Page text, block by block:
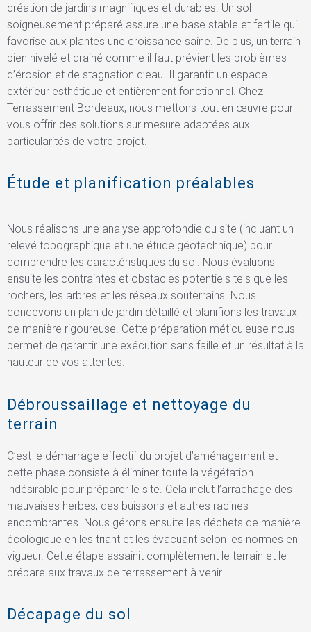
création de jardins magnifiques et durables. Un sol
soigneusement préparé assure une base stable et fertile qui
favorise aux plantes une croissance saine. De plus, un terrain
bien nivelé et drainé comme il faut prévient les problèmes
d’érosion et de stagnation d’eau. Il garantit un espace
extérieur esthétique et entièrement fonctionnel. Chez
Terrassement Bordeaux, nous mettons tout en œuvre pour
vous offrir des solutions sur mesure adaptées aux
particularités de votre projet.
Étude et planification préalables
Nous réalisons une analyse approfondie du site (incluant un
relevé topographique et une étude géotechnique) pour
comprendre les caractéristiques du sol. Nous évaluons
ensuite les contraintes et obstacles potentiels tels que les
rochers, les arbres et les réseaux souterrains. Nous
concevons un plan de jardin détaillé et planifions les travaux
de manière rigoureuse. Cette préparation méticuleuse nous
permet de garantir une exécution sans faille et un résultat à la
hauteur de vos attentes.
Débroussaillage et nettoyage du
terrain
C’est le démarrage effectif du projet d’aménagement et
cette phase consiste à éliminer toute la végétation
indésirable pour préparer le site. Cela inclut l’arrachage des
mauvaises herbes, des buissons et autres racines
encombrantes. Nous gérons ensuite les déchets de manière
écologique en les triant et les évacuant selon les normes en
vigueur. Cette étape assainit complètement le terrain et le
prépare aux travaux de terrassement à venir.
Décapage du sol